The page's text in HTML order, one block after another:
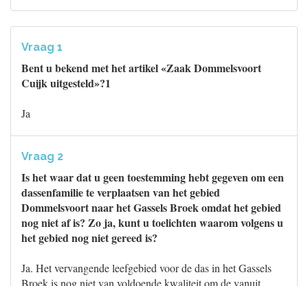
Vraag 1
Bent u bekend met het artikel «Zaak Dommelsvoort
Cuijk uitgesteld»?1
Ja
Vraag 2
Is het waar dat u geen toestemming hebt gegeven om een
dassenfamilie te verplaatsen van het gebied
Dommelsvoort naar het Gassels Broek omdat het gebied
nog niet af is? Zo ja, kunt u toelichten waarom volgens u
het gebied nog niet gereed is?
Ja. Het vervangende leefgebied voor de das in het Gassels
Broek is nog niet van voldoende kwaliteit om de vanuit